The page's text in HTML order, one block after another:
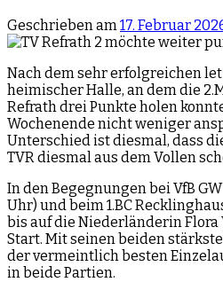
Geschrieben am 17. Februar
Nach dem sehr erfolgreichen
heimischer Halle, an dem die
Refrath drei Punkte holen
Wochenende nicht weniger
Unterschied ist diesmal, dass
TVR diesmal aus dem Vollen
In den Begegnungen bei VfB
Uhr) und beim 1.BC
bis auf die Niederländerin Flora
Start. Mit seinen beiden
der vermeintlich besten
in beide Partien.